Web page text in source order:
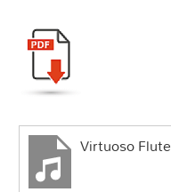
Virtuoso Flute